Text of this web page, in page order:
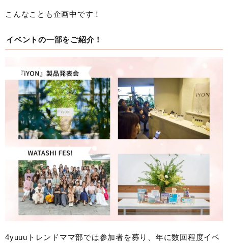
こんなことも企画中です！
イベントの一部をご紹介！
4yuuuトレンドママ部では参加者を募り、年に数回程度イベ